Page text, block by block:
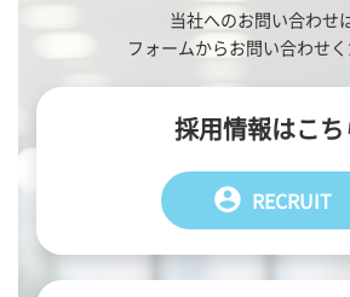
当社へのお問い合わせは
フォームからお問い合わせく
採用情報はこち
account_circle RECRUIT